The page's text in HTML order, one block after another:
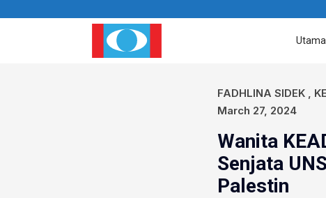
Utama
FADHLINA SIDEK
March 27, 2024
Wanita
Senjata
Palestin